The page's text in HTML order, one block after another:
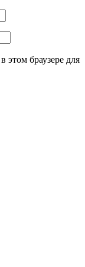
этом браузере для